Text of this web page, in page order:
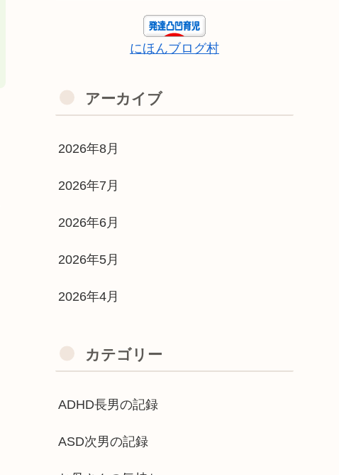
にほんブログ村
アーカイブ
2026年8月
2026年7月
2026年6月
2026年5月
2026年4月
カテゴリー
ADHD長男の記録
ASD次男の記録